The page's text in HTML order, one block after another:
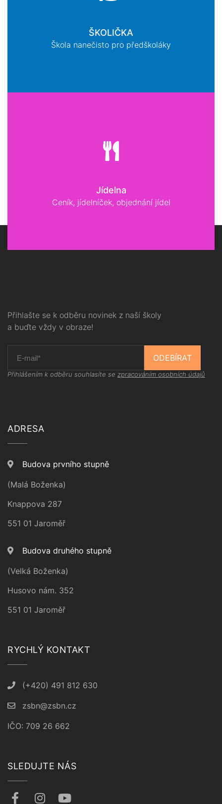
ŠKOLIČKA
Škola nanečisto pro předškoláky
Jídelna
Ceník, jídelníček, objednání jídel
Přihlašte se k odběru novinek z naší školy
a buďte vždy v obraze!
ODEBÍRAT
Přihlášením k odběru souhlasíte se zpracováním osobních údajů
ADRESA
Budova prvního stupně
(Malá Boženka)
Knappova 287
551 01 Jaroměř
Budova druhého stupně
(Velká Boženka)
Husovo nám. 352
551 01 Jaroměř
RYCHLÝ KONTAKT
(+420) 491 812 630
zsbn@zsbn.cz
IČO: 709 26 662
SLEDUJTE NÁS